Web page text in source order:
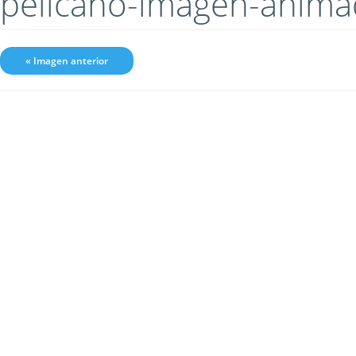
« Imagen anterior